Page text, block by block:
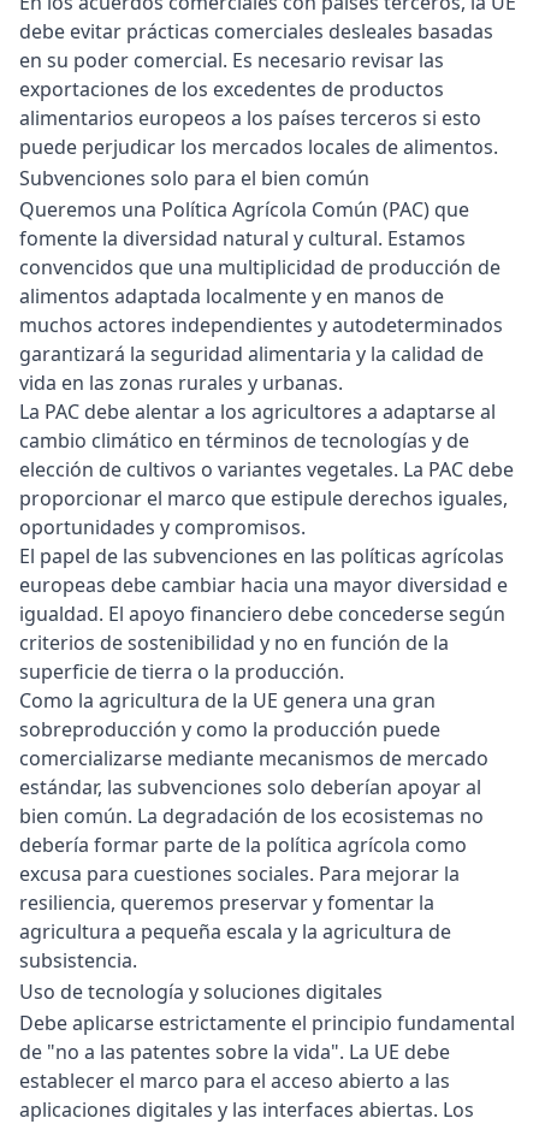
debe evitar prácticas comerciales desleales basadas
en su poder comercial. Es necesario revisar las
exportaciones de los excedentes de productos
alimentarios europeos a los países terceros si esto
puede perjudicar los mercados locales de alimentos.
Subvenciones solo para el bien común
Queremos una Política Agrícola Común (PAC) que
fomente la diversidad natural y cultural. Estamos
convencidos que una multiplicidad de producción de
alimentos adaptada localmente y en manos de
muchos actores independientes y autodeterminados
garantizará la seguridad alimentaria y la calidad de
vida en las zonas rurales y urbanas.
La PAC debe alentar a los agricultores a adaptarse al
cambio climático en términos de tecnologías y de
elección de cultivos o variantes vegetales. La PAC debe
proporcionar el marco que estipule derechos iguales,
oportunidades y compromisos.
El papel de las subvenciones en las políticas agrícolas
europeas debe cambiar hacia una mayor diversidad e
igualdad. El apoyo financiero debe concederse según
criterios de sostenibilidad y no en función de la
superficie de tierra o la producción.
Como la agricultura de la UE genera una gran
sobreproducción y como la producción puede
comercializarse mediante mecanismos de mercado
estándar, las subvenciones solo deberían apoyar al
bien común. La degradación de los ecosistemas no
debería formar parte de la política agrícola como
excusa para cuestiones sociales. Para mejorar la
resiliencia, queremos preservar y fomentar la
agricultura a pequeña escala y la agricultura de
subsistencia.
Uso de tecnología y soluciones digitales
Debe aplicarse estrictamente el principio fundamental
de "no a las patentes sobre la vida". La UE debe
establecer el marco para el acceso abierto a las
aplicaciones digitales y las interfaces abiertas. Los